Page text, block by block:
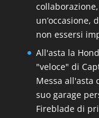
un’occasione,
non essersi
All'asta la
"veloce" di
Messa all'asta
suo garage
Fireblade di